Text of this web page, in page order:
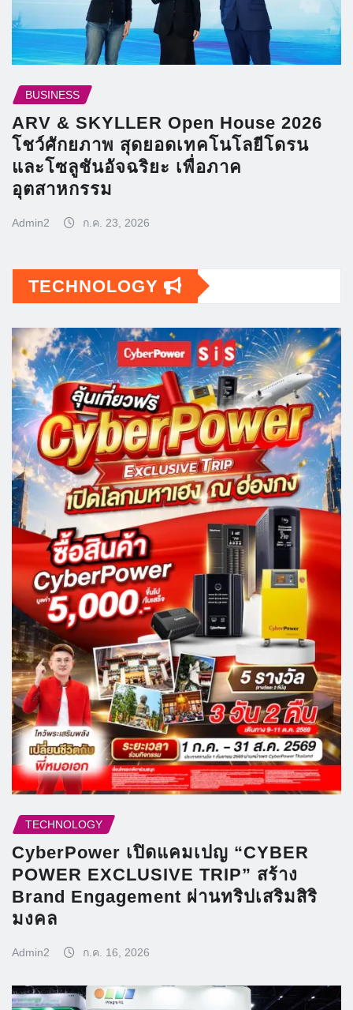
BUSINESS
ARV & SKYLLER Open House 2026
โชว์ศักยภาพ สุดยอดเทคโนโลยีโดรน
และโซลูชันอัจฉริยะ เพื่อภาค
อุตสาหกรรม
Admin2 ก.ค. 23, 2026
TECHNOLOGY
TECHNOLOGY
CyberPower เปิดแคมเปญ “CYBER
POWER EXCLUSIVE TRIP” สร้าง
Brand Engagement ผ่านทริปเสริมสิริ
มงคล
Admin2 ก.ค. 16, 2026